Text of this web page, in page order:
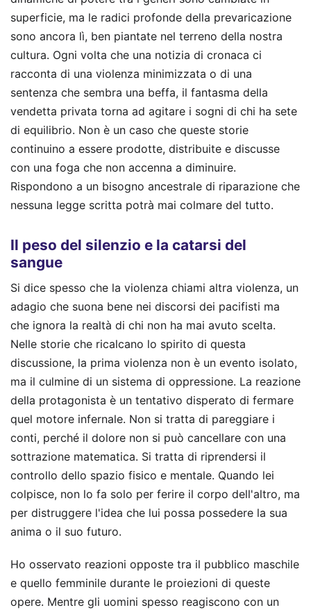
superficie, ma le radici profonde della prevaricazione
sono ancora lì, ben piantate nel terreno della nostra
cultura. Ogni volta che una notizia di cronaca ci
racconta di una violenza minimizzata o di una
sentenza che sembra una beffa, il fantasma della
vendetta privata torna ad agitare i sogni di chi ha sete
di equilibrio. Non è un caso che queste storie
continuino a essere prodotte, distribuite e discusse
con una foga che non accenna a diminuire.
Rispondono a un bisogno ancestrale di riparazione che
nessuna legge scritta potrà mai colmare del tutto.
Il peso del silenzio e la catarsi del
sangue
Si dice spesso che la violenza chiami altra violenza, un
adagio che suona bene nei discorsi dei pacifisti ma
che ignora la realtà di chi non ha mai avuto scelta.
Nelle storie che ricalcano lo spirito di questa
discussione, la prima violenza non è un evento isolato,
ma il culmine di un sistema di oppressione. La reazione
della protagonista è un tentativo disperato di fermare
quel motore infernale. Non si tratta di pareggiare i
conti, perché il dolore non si può cancellare con una
sottrazione matematica. Si tratta di riprendersi il
controllo dello spazio fisico e mentale. Quando lei
colpisce, non lo fa solo per ferire il corpo dell'altro, ma
per distruggere l'idea che lui possa possedere la sua
anima o il suo futuro.
Ho osservato reazioni opposte tra il pubblico maschile
e quello femminile durante le proiezioni di queste
opere. Mentre gli uomini spesso reagiscono con un